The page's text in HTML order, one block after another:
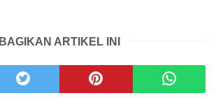
BAGIKAN ARTIKEL INI